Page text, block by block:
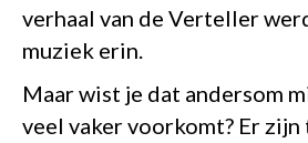
verhaal van de Verteller
muziek erin.
Maar wist je dat andersom
veel vaker voorkomt? Er